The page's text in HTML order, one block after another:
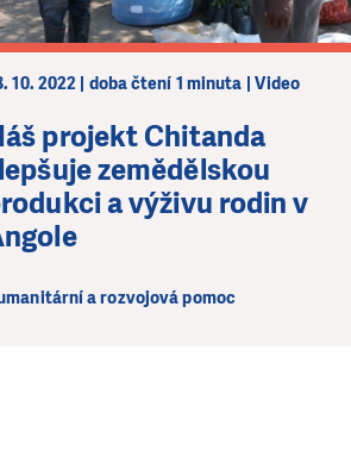
10. 2022 | doba čtení 1 minuta | Video
projekt Chitanda
zemědělskou
a výživu rodin v
a rozvojová pomoc